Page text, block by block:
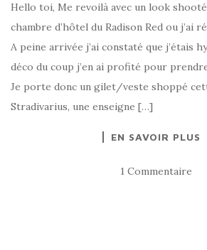
Hello toi, Me revoilà avec un look
chambre d’hôtel du Radison Red ou j’ai
A peine arrivée j’ai constaté que j’étais
déco du coup j’en ai profité pour
Je porte donc un gilet/veste shoppé
Stradivarius, une enseigne […]
EN SAVOIR PLUS
1 Commentaire